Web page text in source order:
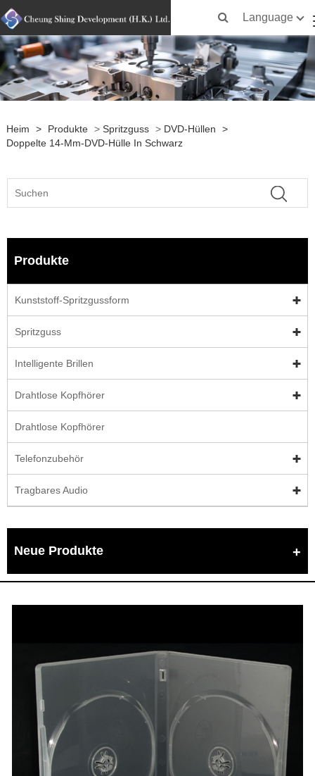
Language
Heim > Produkte > Spritzguss > DVD-Hüllen
>
Doppelte 14-Mm-DVD-Hülle In Schwarz
Produkte
Kunststoff-Spritzgussform
Spritzguss
Intelligente Brillen
Drahtlose Kopfhörer
Drahtlose Kopfhörer
Telefonzubehör
Tragbares Audio
Neue Produkte